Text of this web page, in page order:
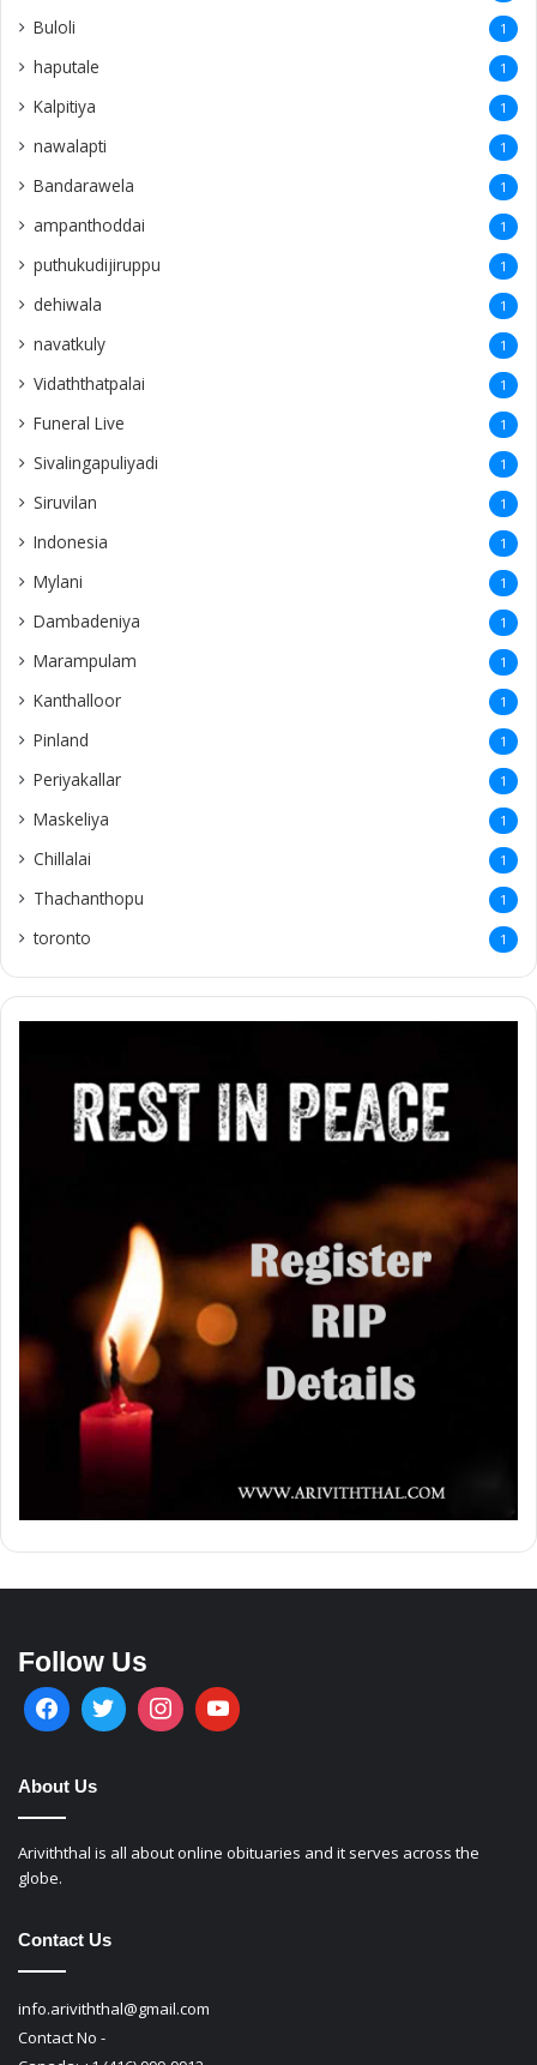
Buloli 1
haputale 1
Kalpitiya 1
nawalapti 1
Bandarawela 1
ampanthoddai 1
puthukudijiruppu 1
dehiwala 1
navatkuly 1
Vidaththatpalai 1
Funeral Live 1
Sivalingapuliyadi 1
Siruvilan 1
Indonesia 1
Mylani 1
Dambadeniya 1
Marampulam 1
Kanthalloor 1
Pinland 1
Periyakallar 1
Maskeliya 1
Chillalai 1
Thachanthopu 1
toronto 1
Follow Us
About Us
Ariviththal is all about online obituaries and it serves across the
globe.
Contact Us
info.ariviththal@gmail.com
Contact No -